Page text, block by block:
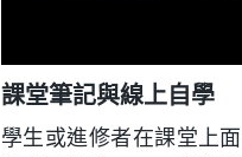
課堂筆記與線上自學
學生或進修者在課堂上